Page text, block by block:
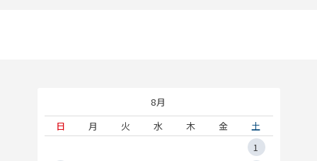
8月
日
月 火 水 木 金
土
1